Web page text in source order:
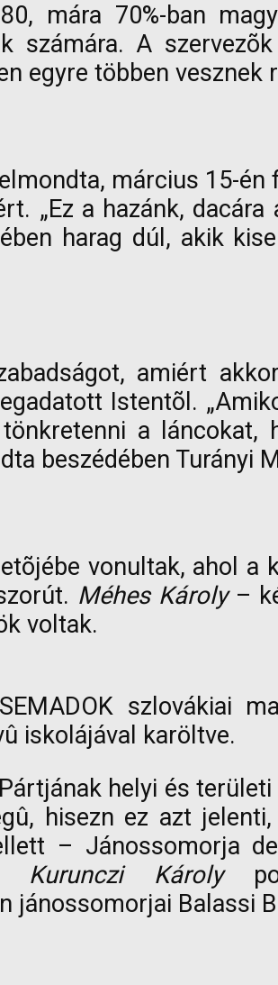
mára 70%-ban
számára. A
egyre többen vesznek
március 15-
„Ez a hazánk,
harag dúl, akik
amiért
Istentõl.
a láncokat,
beszédében Turányi
vonultak, ahol a
Méhes Károly–
voltak.
szlovákiai
iskolájával karöltve.
helyi és
hisezn ez azt
– Jánossomorja
Kurunczi Károly
jánossomorjai Balassi